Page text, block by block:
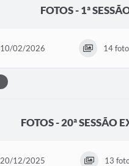
FOTOS - 1ª
10/02/2026 14
FOTOS - 20ª SESSÃO
20/12/2025 13